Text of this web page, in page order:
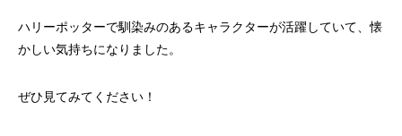
ハリーポッターで馴染みのあるキャラクターが活躍していて、懐
かしい気持ちになりました。
ぜひ見てみてください！